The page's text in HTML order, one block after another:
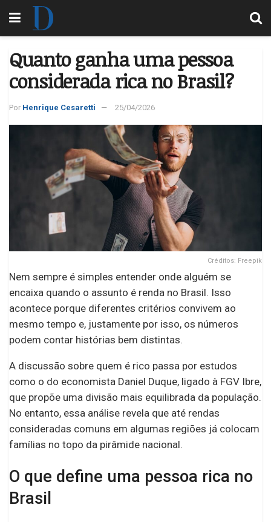
Quanto ganha uma pessoa
considerada rica no Brasil?
Por Henrique Cesaretti 25/04/2026
Créditos: Freepik
Nem sempre é simples entender onde alguém se
encaixa quando o assunto é renda no Brasil. Isso
acontece porque diferentes critérios convivem ao
mesmo tempo e, justamente por isso, os números
podem contar histórias bem distintas.
A discussão sobre quem é rico passa por estudos
como o do economista Daniel Duque, ligado à FGV Ibre,
que propõe uma divisão mais equilibrada da população.
No entanto, essa análise revela que até rendas
consideradas comuns em algumas regiões já colocam
famílias no topo da pirâmide nacional.
O que define uma pessoa rica no
Brasil